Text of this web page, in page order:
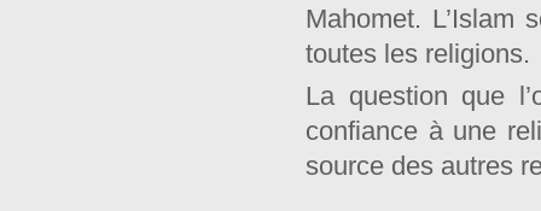
Mahomet. L’Islam
toutes les religions.
La question que
confiance à une
source des autres